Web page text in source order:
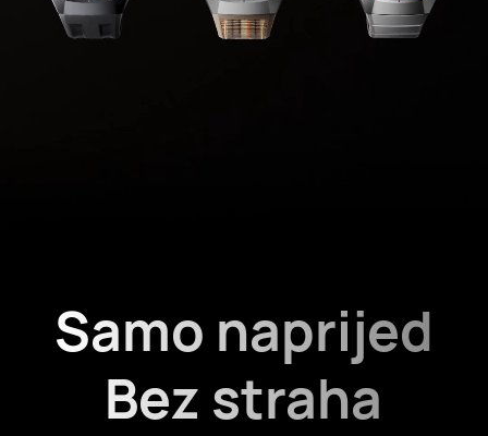
Samo naprijed
Bez straha